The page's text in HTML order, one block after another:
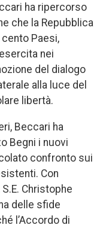
ha ripercorso
che la Repubblica
Paesi,
nei
del dialogo
alla luce del
libertà.
Beccari ha
Begni i nuovi
confronto sui
Con
Christophe
delle sfide
l’Accordo di